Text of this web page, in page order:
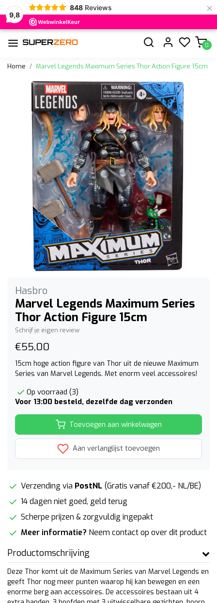
9,8
848 Reviews ×
0
Home Marvel Legends Maximum Series Thor Action Figure 15cm
Vorige
Hasbro
Marvel Legends Maximum Series
Thor Action Figure 15cm
Schrijf je eigen review
€55,00
15cm hoge action figure van Thor uit de nieuwe Maximum
Series van Marvel Legends. Met enorm veel accessoires!
Op voorraad (3)
Voor 13:00 besteld, dezelfde dag verzonden
Toevoegen aan winkelwagen
Aan verlanglijst toevoegen
Verzending via PostNL (Gratis vanaf €200,- NL/BE)
14 dagen niet goed, geld terug
Scherpe prijzen & zorgvuldig ingepakt
Meer informatie? Neem contact op over dit product
Productomschrijving
Deze Thor komt uit de Maximum Series van Marvel Legends en
geeft Thor nog meer punten waarop hij kan bewegen en een
enorme berg aan accessoires. De accessoires bestaan uit 4